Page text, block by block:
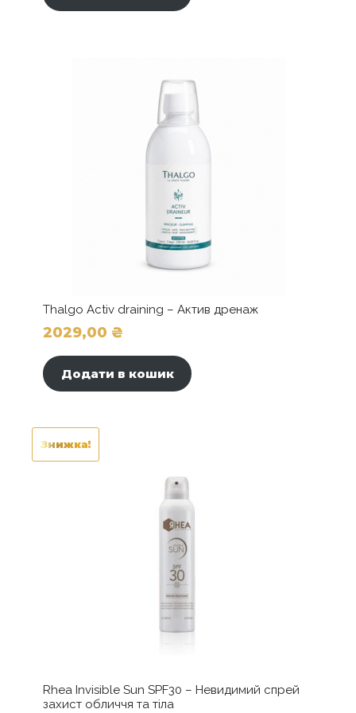
Thalgo Activ draining – Актив дренаж
2029,00 ₴
Додати в кошик
Знижка!
Rhea Invisible Sun SPF30 – Невидимий спрей
захист обличчя та тіла